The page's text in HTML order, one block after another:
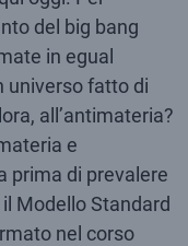
del big bang
in egual
universo fatto di
all’antimateria?
e
prima di prevalere
Modello Standard
nel corso